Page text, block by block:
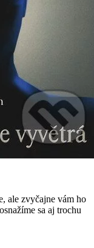
ale zvyčajne vám ho
sa aj trochu